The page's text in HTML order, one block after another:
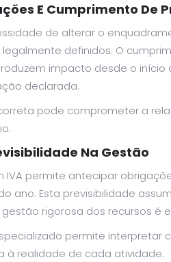
E Cumprimento De
de alterar o
definidos. O
impacto desde o
declarada.
pode comprometer a
Na Gestão
permite antecipar
ano. Esta previsibilidade
rigorosa dos recursos é
permite interpretar
à realidade de cada atividade.